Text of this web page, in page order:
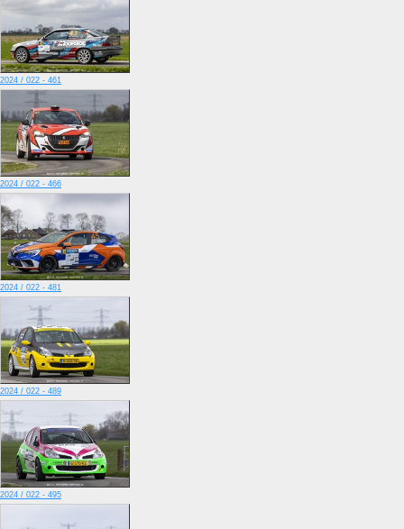
2024 / 022 - 461
2024 / 022 - 466
2024 / 022 - 481
2024 / 022 - 489
2024 / 022 - 495